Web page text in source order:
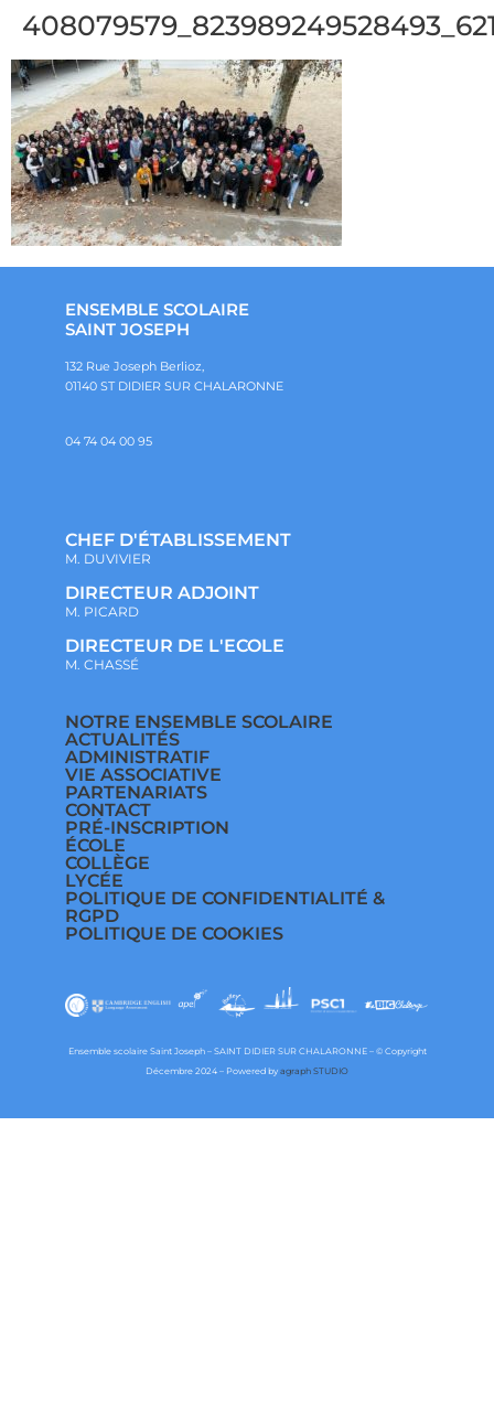
ENSEMBLE SCOLAIRE
SAINT JOSEPH
132 Rue Joseph Berlioz,
01140 ST DIDIER SUR CHALARONNE
04 74 04 00 95
CHEF D'ÉTABLISSEMENT
M. DUVIVIER
DIRECTEUR ADJOINT
M. PICARD
DIRECTEUR DE L'ECOLE
M. CHASSÉ
NOTRE ENSEMBLE SCOLAIRE
ACTUALITÉS
ADMINISTRATIF
VIE ASSOCIATIVE
PARTENARIATS
CONTACT
PRÉ-INSCRIPTION
ÉCOLE
COLLÈGE
LYCÉE
POLITIQUE DE CONFIDENTIALITÉ &
RGPD
POLITIQUE DE COOKIES
Ensemble scolaire Saint Joseph – SAINT DIDIER SUR CHALARONNE – © Copyright
Décembre 2024 – Powered by agraph STUDIO